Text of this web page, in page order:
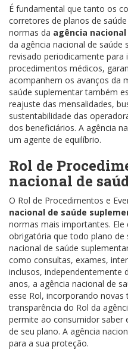
É fundamental que tanto os
corretores de planos de
normas da agência
da agência nacional de
revisado periodicamente para
procedimentos médicos,
acompanhem os avanços da
saúde suplementar também
reajuste das mensalidades,
sustentabilidade das
dos beneficiários. A agência
um agente de equilíbrio.
Rol de
nacional de
O Rol de Procedimentos e
nacional de saúde
normas mais importantes.
obrigatória que todo plano de
nacional de saúde
como consultas, exames,
inclusos, independentemente
anos, a agência nacional de
esse Rol, incorporando novas
transparência do Rol da
permite ao consumidor saber
de seu plano. A agência
para a sua proteção.